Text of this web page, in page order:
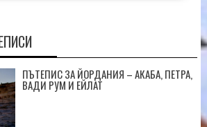
ПЪТЕПИС ЗА ЙОРДАНИЯ – АКАБА, ПЕТРА,
ВАДИ РУМ И ЕЙЛАТ